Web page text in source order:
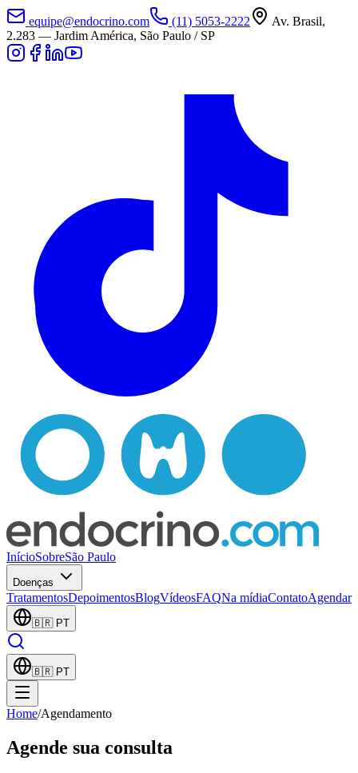
equipe@endocrino.com (11) 5053-2222
Av. Brasil,
2.283 — Jardim América, São Paulo / SP
InícioSobreSão Paulo
Doenças
TratamentosDepoimentosBlogVídeosFAQNa mídiaContatoAgendar
🇧🇷 PT
🇧🇷 PT
Home/Agendamento
Agende sua consulta